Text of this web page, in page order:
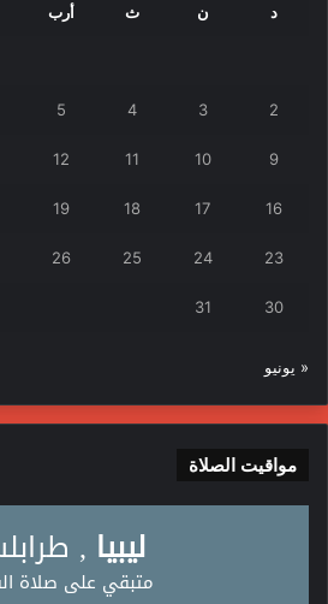
د ن ث أرب
2
3
4
5
9
10
11
12
16
17
18
19
23
24
25
26
30
31
« يونيو
مواقيت الصلاة